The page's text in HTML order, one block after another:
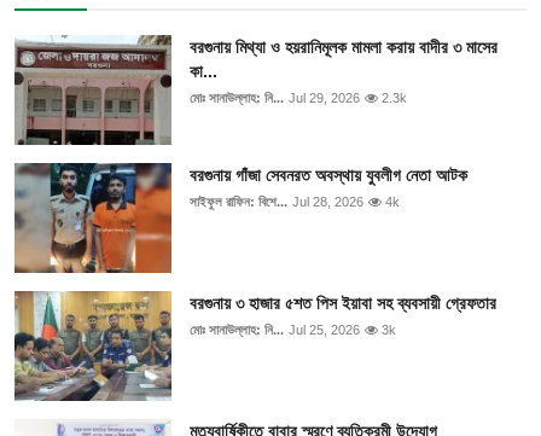
বরগুনায় মিথ্যা ও হয়রানিমূলক মামলা করায় বাদীর ৩ মাসের
কা...
মোঃ সানাউল্লাহ: নি... Jul 29, 2026 2.3k
বরগুনায় গাঁজা সেবনরত অবস্থায় যুবলীগ নেতা আটক
সাইফুল রাফিন: বিশে... Jul 28, 2026 4k
বরগুনায় ৩ হাজার ৫শত পিস ইয়াবা সহ ব্যবসায়ী গ্রেফতার
মোঃ সানাউল্লাহ: নি... Jul 25, 2026 3k
মৃত্যুবার্ষিকীতে বাবার স্মরণে ব্যতিক্রমী উদ্যোগ